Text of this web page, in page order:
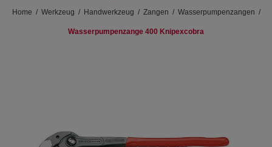
Home / Werkzeug / Handwerkzeug / Zangen / Wasserpumpenzangen /
Wasserpumpenzange 400 Knipexcobra